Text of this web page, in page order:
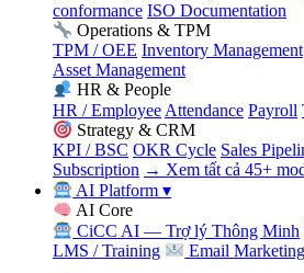
conformance ISO Documentation
Operations & TPM
TPM / OEE Inventory Management
Asset Management
HR & People
HR / Employee Attendance Payroll
Strategy & CRM
KPI / BSC OKR Cycle Sales
Subscription → Xem tất cả 45+
AI Platform▾
AI Core
CiCC AI — Trợ lý Thông Minh
LMS / Training
Email Marketing